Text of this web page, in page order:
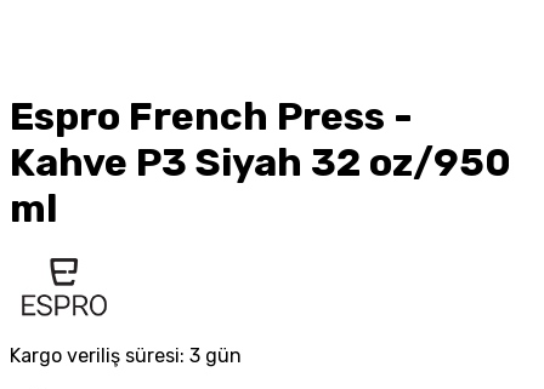
Espro French Press -
Kahve P3 Siyah 32 oz/950
ml
Kargo veriliş süresi: 3 gün